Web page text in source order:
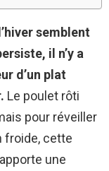
semblent
il n’y a
d’un plat
Le poulet rôti
pour réveiller
froide, cette
une